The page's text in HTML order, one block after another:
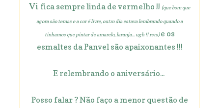
Vi fica sempre linda de vermelho !! (que bom que
agora são temas e a cor é livre, outro dia estava lembrando quando a
tinhamos que pintar de amarelo, laranja... ugh !! rsrs) e os
esmaltes da Panvel são apaixonantes !!!
E relembrando o aniversário...
Posso falar ? Não faço a menor questão de